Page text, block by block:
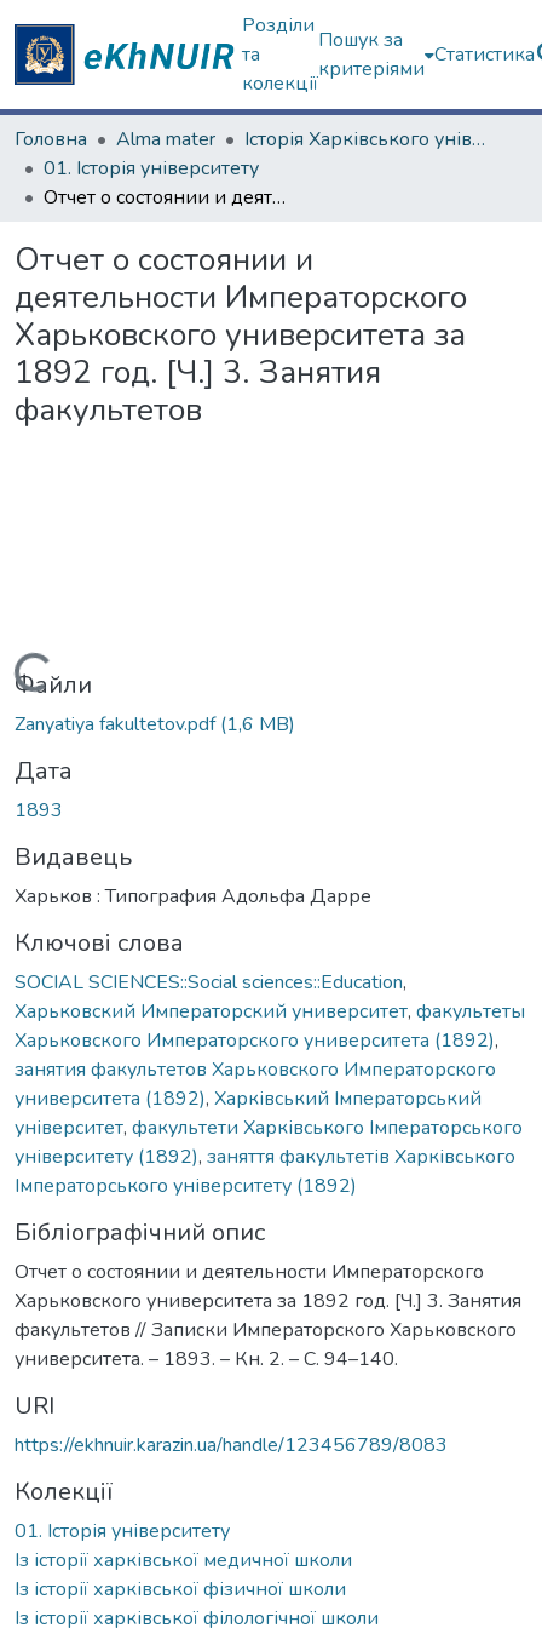
Розділи
та
колекції
Пошук за
критеріями
Статистика
Головна Alma mater
Історія Харківського університету
01. Історія університету
Отчет о состоянии и деятельности Императорского Харьковского университета за 1892 год. [Ч.] 3. Занятия факультетов
Отчет о состоянии и
деятельности Императорского
Харьковского университета за
1892 год. [Ч.] 3. Занятия
факультетов
Вантажиться...
Файли
Zanyatiya fakultetov.pdf(1,6 MB)
Дата
1893
Видавець
Харьков : Типография Адольфа Дарре
Ключові слова
SOCIAL SCIENCES::Social sciences::Education,
Харьковский Императорский университет, факультеты
Харьковского Императорского университета (1892),
занятия факультетов Харьковского Императорского
университета (1892), Харківський Імператорський
університет, факультети Харківського Імператорського
університету (1892), заняття факультетів Харківського
Імператорського університету (1892)
Бібліографічний опис
Отчет о состоянии и деятельности Императорского
Харьковского университета за 1892 год. [Ч.] 3. Занятия
факультетов // Записки Императорского Харьковского
университета. – 1893. – Кн. 2. – С. 94–140.
URI
https://ekhnuir.karazin.ua/handle/123456789/8083
Колекції
01. Історія університету
Із історії харківської медичної школи
Із історії харківської фізичної школи
Із історії харківської філологічної школи